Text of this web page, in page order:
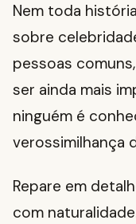
Nem toda
sobre
pessoas
ser ainda mais
ninguém é
verossimilhança
Repare em
com